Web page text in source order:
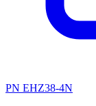
PN EHZ38-4N